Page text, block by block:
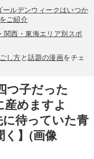
ールデンウィークはいつか
ご紹介
関西・東海エリア別スポ
し方と話題の漫画をチェ
つ子だった
産めますよ
待っていた青
く】(画像